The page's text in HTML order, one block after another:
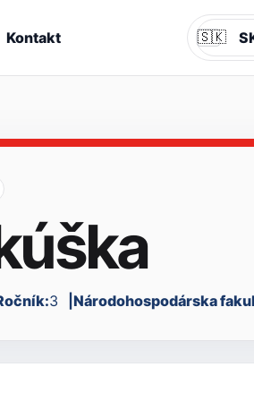
Kontakt Jazyk
🇸🇰
3 Národohospodárska